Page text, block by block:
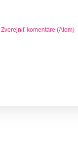
Zverejniť komentáre (Atom)